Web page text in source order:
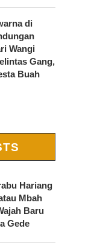
di
Wangi
Gang,
Buah
Hariang
Mbah
Baru
Gede